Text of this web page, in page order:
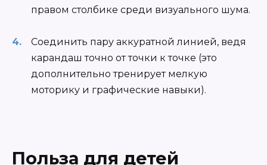
правом столбике среди визуального шума.
Соединить пару аккуратной линией, ведя
карандаш точно от точки к точке (это
дополнительно тренирует мелкую
моторику и графические навыки).
Польза для детей